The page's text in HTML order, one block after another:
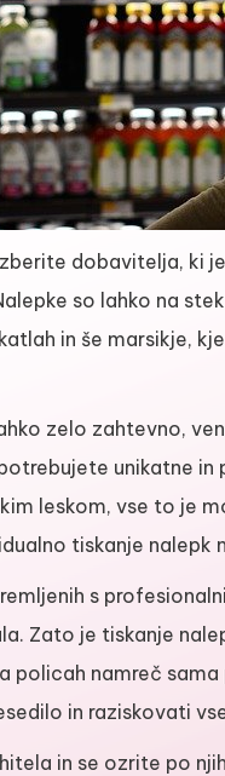
dobavitelja, ki
so lahko na
in še marsikje,
zelo zahtevno,
unikatne
leskom, vse to je
tiskanje nalepk
s
Zato je tiskanje
policah namreč
in raziskovati
in se ozrite po